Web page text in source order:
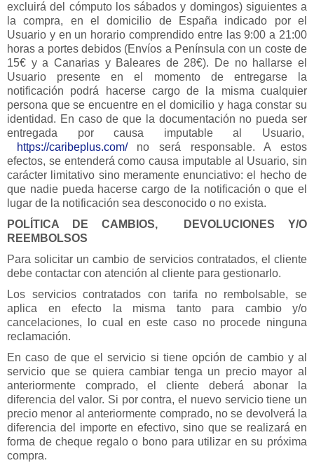
Canarias
Baleares
excluirá del cómputo los sábados y domingos) siguientes a
la compra, en el domicilio de España indicado por el
Usuario y en un horario comprendido entre las 9:00 a 21:00
horas a portes debidos (Envíos a Península con un coste de
15€ y a Canarias y Baleares de 28€). De no hallarse el
Usuario presente en el momento de entregarse la
notificación podrá hacerse cargo de la misma cualquier
persona que se encuentre en el domicilio y haga constar su
identidad. En caso de que la documentación no pueda ser
entregada por causa imputable al Usuario,
https://caribeplus.com/no será responsable. A estos
efectos, se entenderá como causa imputable al Usuario, sin
carácter limitativo sino meramente enunciativo: el hecho de
que nadie pueda hacerse cargo de la notificación o que el
lugar de la notificación sea desconocido o no exista.
POLÍTICA DE CAMBIOS, DEVOLUCIONES Y/O
REEMBOLSOS
Para solicitar un cambio de servicios contratados, el cliente
debe contactar con atención al cliente para gestionarlo.
Los servicios contratados con tarifa no rembolsable, se
aplica en efecto la misma tanto para cambio y/o
cancelaciones, lo cual en este caso no procede ninguna
reclamación.
En caso de que el servicio si tiene opción de cambio y al
servicio que se quiera cambiar tenga un precio mayor al
anteriormente comprado, el cliente deberá abonar la
diferencia del valor. Si por contra, el nuevo servicio tiene un
precio menor al anteriormente comprado, no se devolverá la
diferencia del importe en efectivo, sino que se realizará en
forma de cheque regalo o bono para utilizar en su próxima
compra.